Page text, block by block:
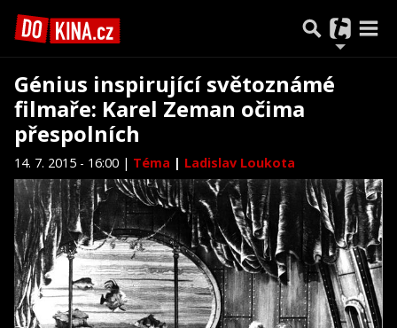
Génius inspirující světoznámé
filmaře: Karel Zeman očima
přespolních
14. 7. 2015 - 16:00 | Téma | Ladislav Loukota